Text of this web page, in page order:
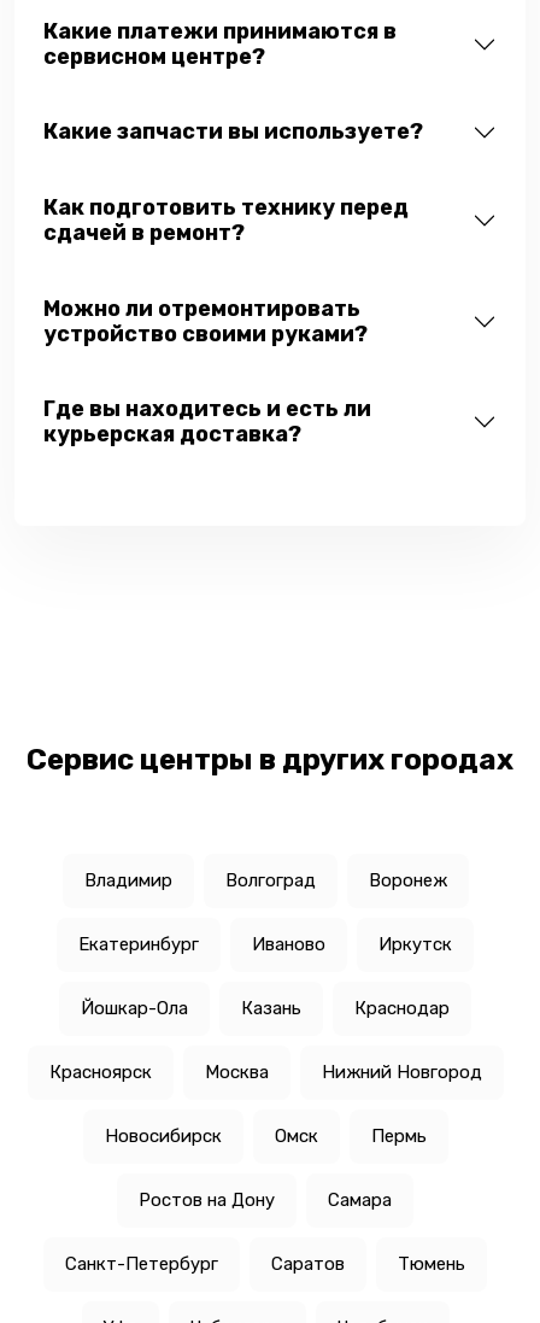
Какие платежи принимаются в
сервисном центре?
Какие запчасти вы используете?
Как подготовить технику перед
сдачей в ремонт?
Можно ли отремонтировать
устройство своими руками?
Где вы находитесь и есть ли
курьерская доставка?
Сервис центры в других городах
Владимир Волгоград Воронеж
Екатеринбург Иваново Иркутск
Йошкар-Ола Казань Краснодар
Красноярск Москва Нижний Новгород
Новосибирск Омск Пермь
Ростов на Дону Самара
Санкт-Петербург Саратов Тюмень